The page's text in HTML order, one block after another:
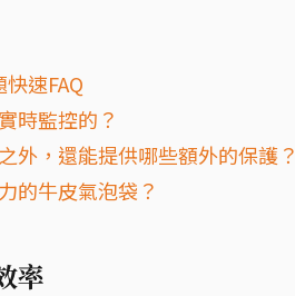
速FAQ
時監控的？
外，還能提供哪些額外的保護？
的牛皮氣泡袋？
率